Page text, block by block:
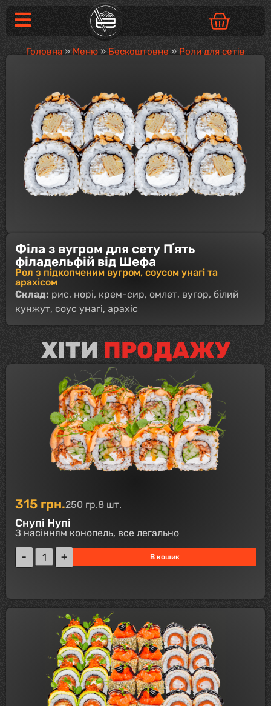
Головна» Меню» Бескоштовне » Роли для сетів
Філа з вугром для сету Пʼять
філадельфій від Шефа
Рол з підкопченим вугром, соусом унагі та
арахісом
Склад: рис, норі, крем-сир, омлет, вугор, білий
кунжут, соус унагі, арахіс
ХІТИ ПРОДАЖУ
315 грн.250 гр.8 шт.
Снупі Нупі
З насінням конопель, все легально
В кошик